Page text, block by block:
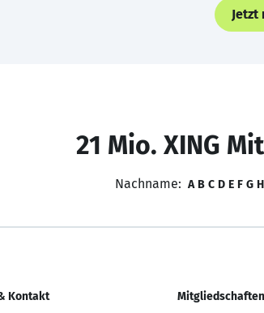
Jetzt
21 Mio. XING
Nachname: A B C D E F G H
Kontakt Mitgliedschaften